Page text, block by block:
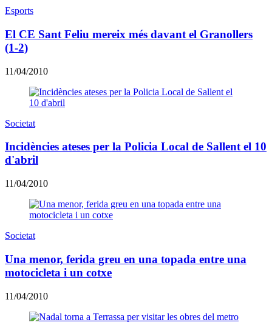
Esports
El CE Sant Feliu mereix més davant el Granollers
(1-2)
11/04/2010
Societat
Incidències ateses per la Policia Local de Sallent el 10
d'abril
11/04/2010
Societat
Una menor, ferida greu en una topada entre una
motocicleta i un cotxe
11/04/2010